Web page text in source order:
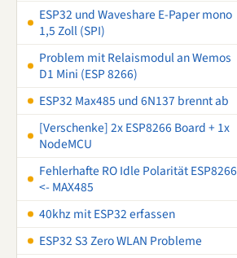
ESP32 und Waveshare E-Paper mono
1,5 Zoll (SPI)
Problem mit Relaismodul an Wemos
D1 Mini (ESP 8266)
ESP32 Max485 und 6N137 brennt ab
[Verschenke] 2x ESP8266 Board + 1x
NodeMCU
Fehlerhafte RO Idle Polarität ESP8266
<- MAX485
40khz mit ESP32 erfassen
ESP32 S3 Zero WLAN Probleme